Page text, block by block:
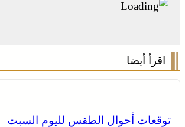
اقرأ أيضا
توقعات أحوال الطقس لليوم السبت